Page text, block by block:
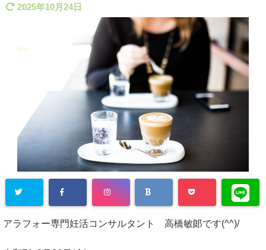
2025年10月24日
アラフォー専門妊活コンサルタント 高橋敏郞です(^^)/